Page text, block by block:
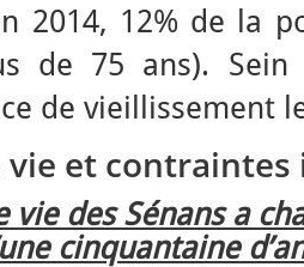
2014, 12% de la
de 75 ans).
de vieillissement
vie et
vie des Sénans a
cinquantaine